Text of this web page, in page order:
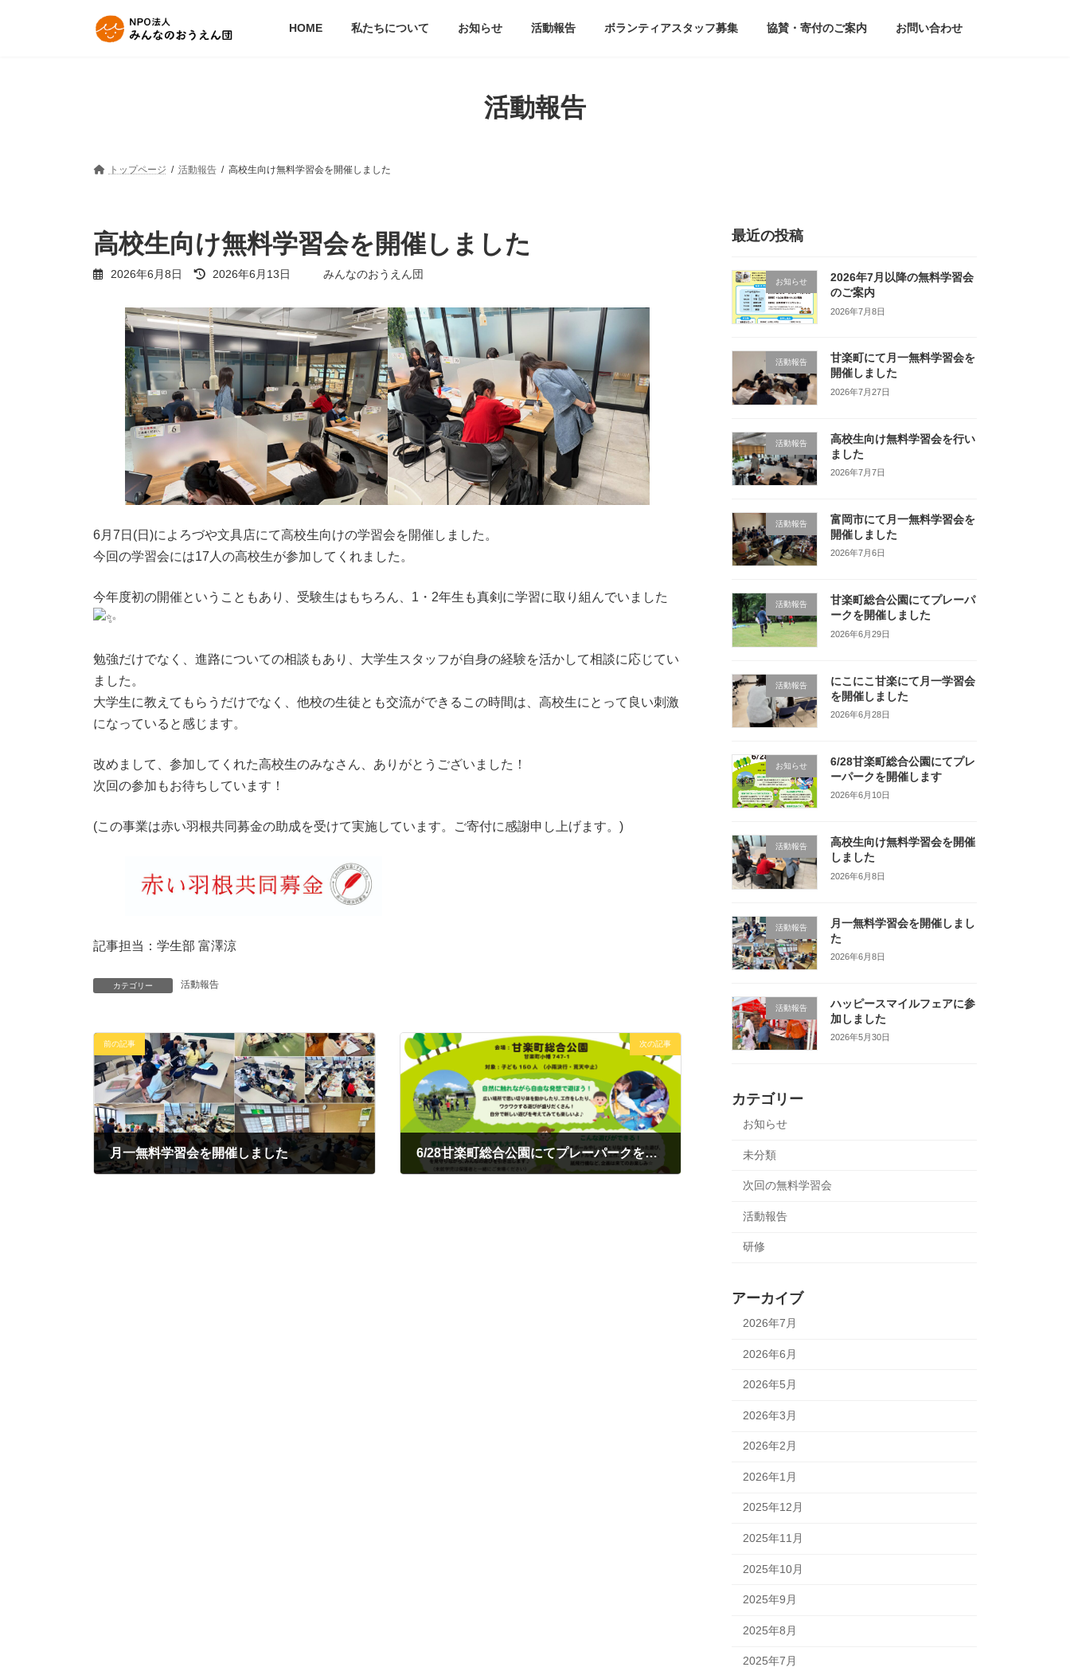
HOME 私たちについて お知らせ 活動報告 ボランティアスタッフ募集 協賛・寄付のご案内 お問い合わせ
活動報告
トップページ 活動報告 高校生向け無料学習会を開催しました
高校生向け無料学習会を開催しました
2026年6月8日
最
新
日
時
:
2026年6月13日 みんなのおうえん団
6月7日(日)によろづや文具店にて高校生向けの学習会を開催しました。
今回の学習会には17人の高校生が参加してくれました。
今年度初の開催ということもあり、受験生はもちろん、1・2年生も真剣に学習に取り組んでいました
勉強だけでなく、進路についての相談もあり、大学生スタッフが自身の経験を活かして相談に応じてい
ました。
大学生に教えてもらうだけでなく、他校の生徒とも交流ができるこの時間は、高校生にとって良い刺激
になっていると感じます。
改めまして、参加してくれた高校生のみなさん、ありがとうございました！
次回の参加もお待ちしています！
(この事業は赤い羽根共同募金の助成を受けて実施しています。ご寄付に感謝申し上げます。)
記事担当：学生部 富澤涼
カテゴリー 活動報告
前の記事
月一無料学習会を開催しました
次の記事
6/28甘楽町総合公園にてプレーパークを開催します
最近の投稿
お知らせ
2026年7月以降の無料学習会
のご案内
2026年7月8日
活動報告
甘楽町にて月一無料学習会を
開催しました
2026年7月27日
活動報告
高校生向け無料学習会を行い
ました
2026年7月7日
活動報告
富岡市にて月一無料学習会を
開催しました
2026年7月6日
活動報告
甘楽町総合公園にてプレーパ
ークを開催しました
2026年6月29日
活動報告
にこにこ甘楽にて月一学習会
を開催しました
2026年6月28日
お知らせ
6/28甘楽町総合公園にてプレ
ーパークを開催します
2026年6月10日
活動報告
高校生向け無料学習会を開催
しました
2026年6月8日
活動報告
月一無料学習会を開催しまし
た
2026年6月8日
活動報告
ハッピースマイルフェアに参
加しました
2026年5月30日
カテゴリー
お知らせ
未分類
次回の無料学習会
活動報告
研修
アーカイブ
2026年7月
2026年6月
2026年5月
2026年3月
2026年2月
2026年1月
2025年12月
2025年11月
2025年10月
2025年9月
2025年8月
2025年7月